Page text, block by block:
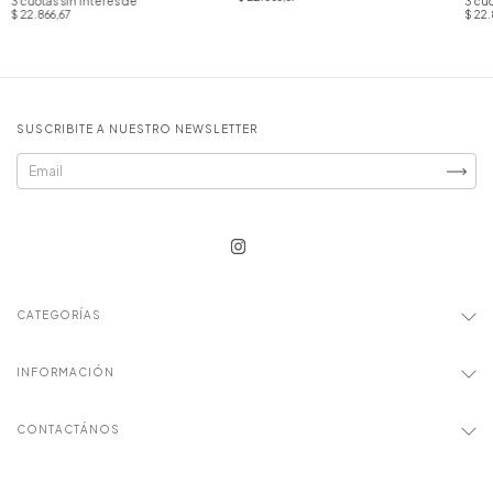
$ 22.866,67
$
SUSCRIBITE A NUESTRO NEWSLETTER
CATEGORÍAS
INFORMACIÓN
CONTACTÁNOS